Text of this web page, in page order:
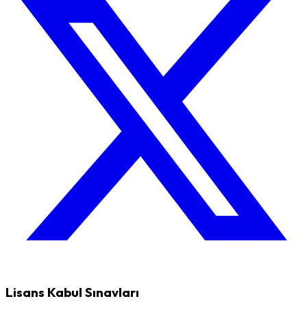
Lisans Kabul Sınavları